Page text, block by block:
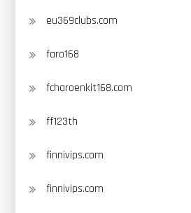
eu369clubs.com
faro168
fcharoenkit168.com
ff123th
finnivips.com
finnivips.com